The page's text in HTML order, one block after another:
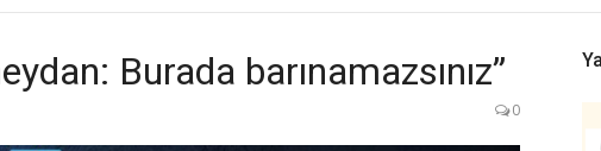
Burada barınamazsınız”
0